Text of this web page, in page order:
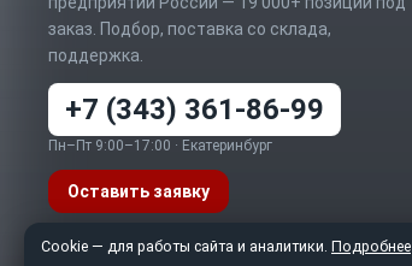
заказ. Подбор, поставка со склада,
поддержка.
+7 (343) 361-86-99
Пн–Пт 9:00–17:00 · Екатеринбург
Оставить заявку
WhatsApp Telegram MAX
Cookie — для работы сайта и аналитики. Подробнее